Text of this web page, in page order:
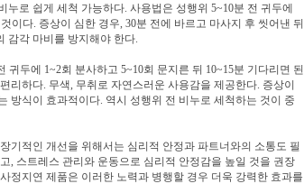
로 쉽게 세척 가능하다. 사용법은 성행위 5~10분 전 귀두에
이다. 증상이 심한 경우, 30분 전에 바르고 마사지 후 씻어낸 뒤
감각 마비를 방지해야 한다.
두에 1~2회 분사하고 5~10회 문지른 뒤 10~15분 기다리면 된
리하다. 무색, 무취로 자연스러운 사용감을 제공한다. 증상이
방식이 효과적이다. 역시 성행위 전 비누로 세척하는 것이 중
기적인 개선을 위해서는 심리적 안정과 파트너와의 소통도 필
, 스트레스 관리와 운동으로 심리적 안정감을 높일 것을 권장
정지연 제품은 이러한 노력과 병행할 경우 더욱 강력한 효과를